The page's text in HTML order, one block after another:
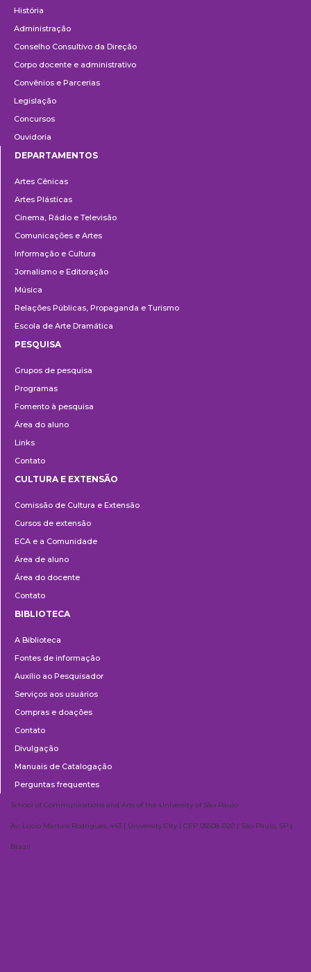
História
Administração
Conselho Consultivo da Direção
Corpo docente e administrativo
Convênios e Parcerias
Legislação
Concursos
Ouvidoria
DEPARTAMENTOS
Artes Cênicas
Artes Plásticas
Cinema, Rádio e Televisão
Comunicações e Artes
Informação e Cultura
Jornalismo e Editoração
Música
Relações Públicas, Propaganda e Turismo
Escola de Arte Dramática
PESQUISA
Grupos de pesquisa
Programas
Fomento à pesquisa
Área do aluno
Links
Contato
e
Extensão
CULTURA E EXTENSÃO
Comissão de Cultura e Extensão
Cursos de extensão
ECA e a Comunidade
Área de aluno
Área do docente
Contato
BIBLIOTECA
A Biblioteca
Fontes de informação
Auxílio ao Pesquisador
Serviços aos usuários
Compras e doações
Contato
Divulgação
Manuais de Catalogação
Perguntas frequentes
School of Communications and Arts of the University of São Paulo
Av. Lúcio Martins Rodrigues, 443 | University City | CEP 05508-020 | São Paulo, SP |
Brazil